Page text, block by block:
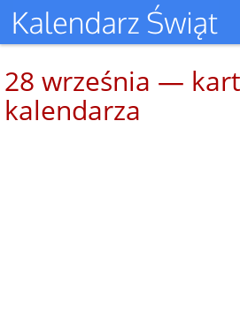
28 września —
kalendarza